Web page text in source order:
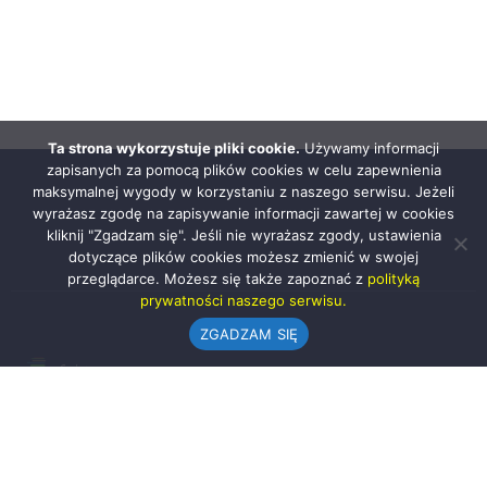
Ta strona wykorzystuje pliki cookie.Używamy informacji
zapisanych za pomocą plików cookies w celu zapewnienia
maksymalnej wygody w korzystaniu z naszego serwisu. Jeżeli
wyrażasz zgodę na zapisywanie informacji zawartej w cookies
kliknij "Zgadzam się". Jeśli nie wyrażasz zgody, ustawienia
dotyczące plików cookies możesz zmienić w swojej
przeglądarce. Możesz się także zapoznać z polityką
prywatności naszego serwisu.
ZGADZAM SIĘ